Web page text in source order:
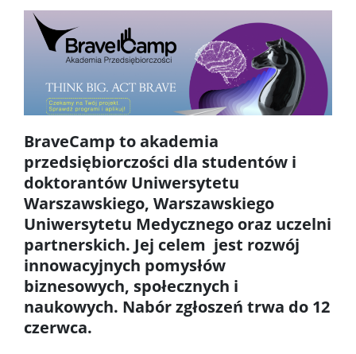
Studia doktoranckie
TRI-BIO-CHEM
RadFarm
Doktoraty wdrożeniowe
Struktura
Regulaminy/zasady
Procedura przewodu doktorskiego
BraveCamp to akademia
przedsiębiorczości dla studentów i
doktorantów Uniwersytetu
Warszawskiego, Warszawskiego
Uniwersytetu Medycznego oraz uczelni
partnerskich. Jej celem jest rozwój
innowacyjnych pomysłów
biznesowych, społecznych i
naukowych. Nabór zgłoszeń trwa do 12
czerwca.